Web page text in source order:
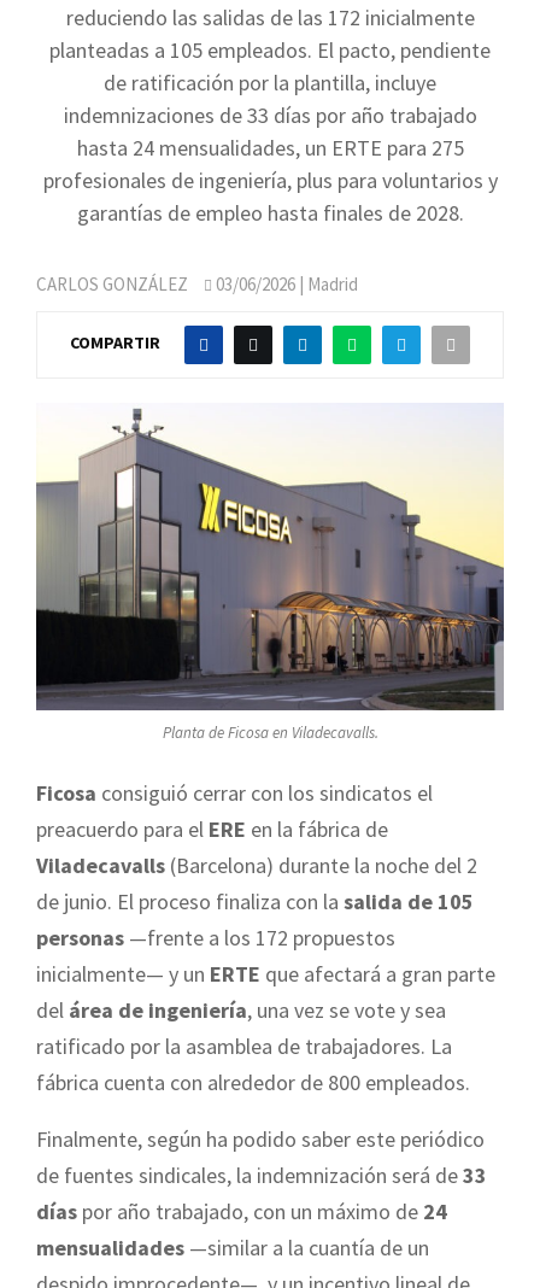
reduciendo las salidas de las 172 inicialmente
planteadas a 105 empleados. El pacto, pendiente
de ratificación por la plantilla, incluye
indemnizaciones de 33 días por año trabajado
hasta 24 mensualidades, un ERTE para 275
profesionales de ingeniería, plus para voluntarios y
garantías de empleo hasta finales de 2028.
CARLOS GONZÁLEZ 03/06/2026 | Madrid
COMPARTIR
Planta de Ficosa en Viladecavalls.
Ficosa consiguió cerrar con los sindicatos el
preacuerdo para el ERE en la fábrica de
Viladecavalls (Barcelona) durante la noche del 2
de junio. El proceso finaliza con la salida de 105
personas —frente a los 172 propuestos
inicialmente— y un ERTE que afectará a gran parte
del área de ingeniería, una vez se vote y sea
ratificado por la asamblea de trabajadores. La
fábrica cuenta con alrededor de 800 empleados.
Finalmente, según ha podido saber este periódico
de fuentes sindicales, la indemnización será de33
días por año trabajado, con un máximo de 24
mensualidades —similar a la cuantía de un